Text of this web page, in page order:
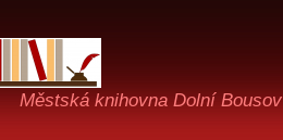
Městská knihovna Dolní Bousov